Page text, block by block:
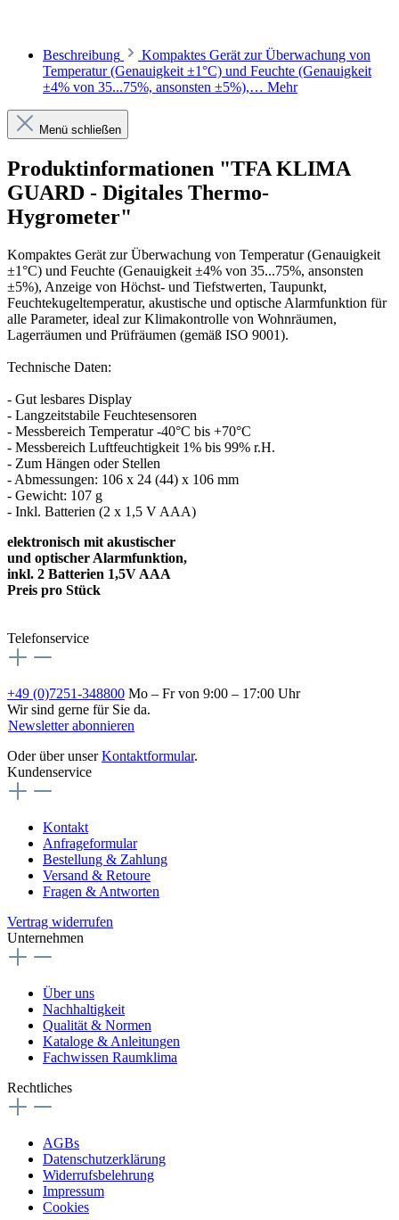
Beschreibung
Kompaktes Gerät zur Überwachung von
Temperatur (Genauigkeit ±1°C) und Feuchte (Genauigkeit
±4% von 35...75%, ansonsten ±5%),… Mehr
Menü schließen
Produktinformationen "TFA KLIMA
GUARD - Digitales Thermo-
Hygrometer"
Kompaktes Gerät zur Überwachung von Temperatur (Genauigkeit
±1°C) und Feuchte (Genauigkeit ±4% von 35...75%, ansonsten
±5%), Anzeige von Höchst- und Tiefstwerten, Taupunkt,
Feuchtekugeltemperatur, akustische und optische Alarmfunktion für
alle Parameter, ideal zur Klimakontrolle von Wohnräumen,
Lagerräumen und Prüfräumen (gemäß ISO 9001).
Technische Daten:
- Gut lesbares Display
- Langzeitstabile Feuchtesensoren
- Messbereich Temperatur -­40°C bis +70°C
- Messbereich Luftfeuchtigkeit 1% bis 99% r.H.
- Zum Hängen oder Stellen
- Abmessungen: 106 x 24 (44) x 106 mm
- Gewicht: 107 g
- Inkl. Batterien (2 x 1,5 V AAA)
elektronisch mit akustischer
und optischer Alarmfunktion,
inkl. 2 Batterien 1,5V AAA
Preis pro Stück
Telefonservice
+49 (0)7251-348800 Mo – Fr von 9:00 – 17:00 Uhr
Wir sind gerne für Sie da.
Newsletter abonnieren
Oder über unserKontaktformular.
Kundenservice
Kontakt
Anfrageformular
Bestellung & Zahlung
Versand & Retoure
Fragen & Antworten
Vertrag widerrufen
Unternehmen
Über uns
Nachhaltigkeit
Qualität & Normen
Kataloge & Anleitungen
Fachwissen Raumklima
Rechtliches
AGBs
Datenschutzerklärung
Widerrufsbelehrung
Impressum
Cookies